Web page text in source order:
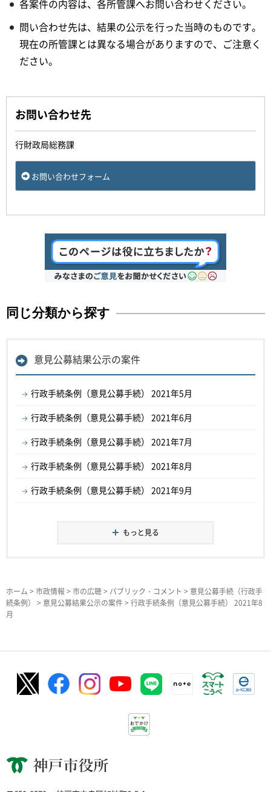
各案件の内容は、各所管課へお問い合わせください。
問い合わせ先は、結果の公示を行った当時のものです。
現在の所管課とは異なる場合がありますので、ご注意く
ださい。
お問い合わせ先
行財政局総務課
お問い合わせフォーム
同じ分類から探す
意見公募結果公示の案件
行政手続条例（意見公募手続） 2021年5月
行政手続条例（意見公募手続） 2021年6月
行政手続条例（意見公募手続） 2021年7月
行政手続条例（意見公募手続） 2021年8月
行政手続条例（意見公募手続） 2021年9月
もっと見る
ホーム > 市政情報 > 市の広聴> パブリック・コメント > 意見公募手続（行政手
続条例）
> 意見公募結果公示の案件> 行政手続条例（意見公募手続） 2021年8
月
神戸市役所